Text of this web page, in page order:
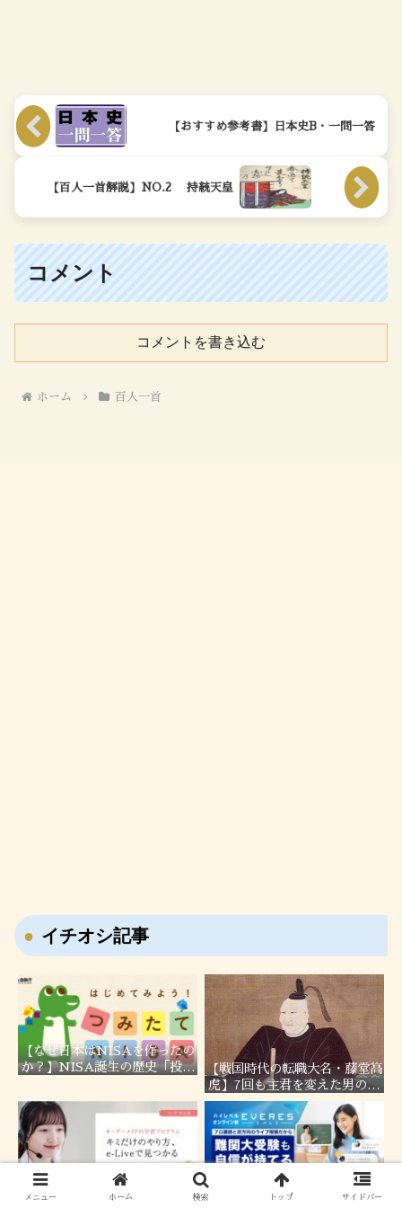
【おすすめ参考書】日本史B・一問一答
【百人一首解説】NO.2 持統天皇
コメント
コメントを書き込む
ホーム 百人一首
イチオシ記事
【なぜ日本はNISAを作ったの
か？】NISA誕生の歴史「投資
説！
【戦国時代の転職大名・藤堂高
虎】7回も主君を変えた男の転
職履歴！
勉強に意識がある子必見！オン
ライン家庭教師「e-Live」
難関大合格を目指す高校生必
見！現役塾講師が勧めるベネッ
メニュー ホーム 検索 トップ サイドバー